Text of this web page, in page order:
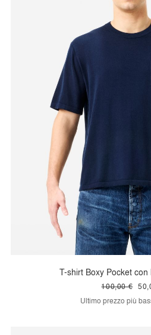
T-shirt Boxy Pocket
100,00 €
Ultimo prezzo più